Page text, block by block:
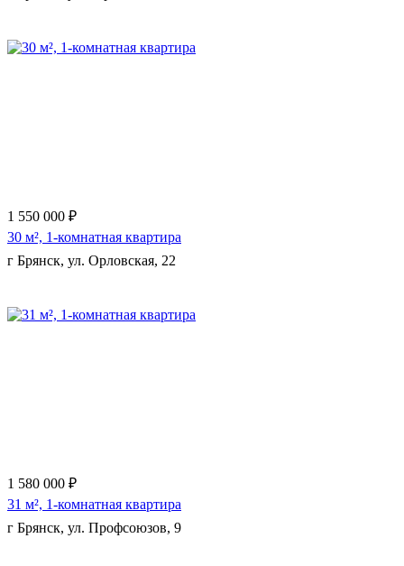
1 550 000 ₽
30 м², 1-комнатная квартира
г Брянск, ул. Орловская, 22
1 580 000 ₽
31 м², 1-комнатная квартира
г Брянск, ул. Профсоюзов, 9